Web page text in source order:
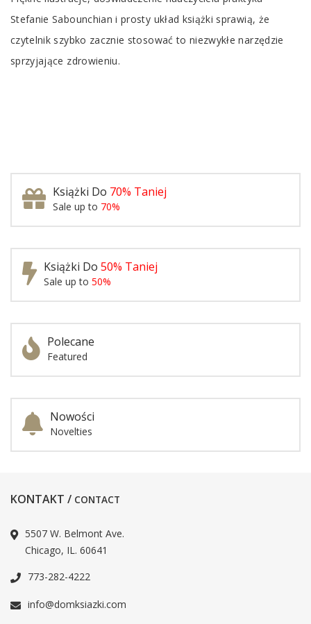
Stefanie Sabounchian i prosty układ książki sprawią, że
czytelnik szybko zacznie stosować to niezwykłe narzędzie
sprzyjające zdrowieniu.
Książki Do 70% Taniej
Sale up to 70%
Książki Do 50% Taniej
Sale up to 50%
Polecane
Featured
Nowości
Novelties
KONTAKT / CONTACT
5507 W. Belmont Ave.
Chicago, IL. 60641
773-282-4222
info@domksiazki.com